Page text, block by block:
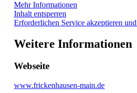
Mehr Informationen
Inhalt entsperren
Erforderlichen Service akzeptieren
Weitere Informationen
Webseite
www.frickenhausen-main.de